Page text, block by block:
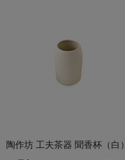
陶作坊 工夫茶器 聞香杯（白）